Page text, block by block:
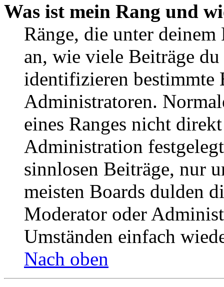
Was ist mein Rang und
Ränge, die unter deinem
an, wie viele Beiträge
identifizieren bestimmte
Administratoren.
eines Ranges nicht
Administration
sinnlosen Beiträge, nur
meisten Boards dulden
Moderator oder
Umständen einfach
Nach oben